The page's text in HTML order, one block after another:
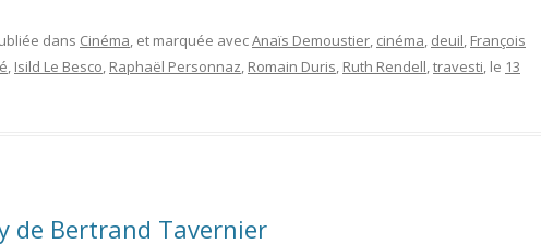
dans Cinéma, et marquée avecAnaïs Demoustier, cinéma, deuil, François
, Isild Le Besco, Raphaël Personnaz, Romain Duris, Ruth Rendell,travesti, le 13
de Bertrand Tavernier